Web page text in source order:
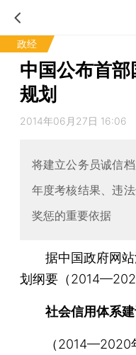
政经
中国公布首
规划
2014年06月27日 16:06
将建立公务员诚信
年度考核结果、违
奖惩的重要依据
据中国政府网站
划纲要（
社会信用体系
（2014—2020